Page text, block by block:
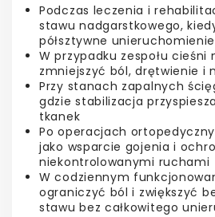
Podczas leczenia i
stawu nadgarstkowego,
półsztywne unieruchomienie
W przypadku zespołu cieśni
zmniejszyć ból, drętwienie i
Przy stanach zapalnych
gdzie stabilizacja
tkanek
Po operacjach
jako wsparcie gojenia i
niekontrolowanymi ruchami
W codziennym
ograniczyć ból i zwiększyć
stawu bez całkowitego